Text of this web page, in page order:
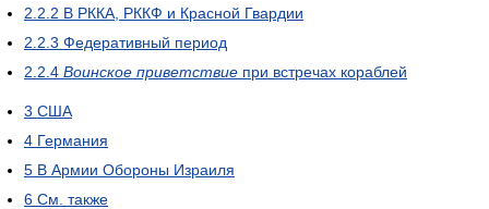
2.2.2 В РККА, РККФ и Красной Гвардии
2.2.3 Федеративный период
2.2.4 Воинское приветствие при встречах кораблей
3 США
4 Германия
5 В Армии Обороны Израиля
6 См. также